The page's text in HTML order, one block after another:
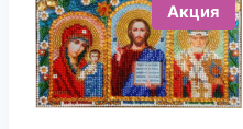
Акция